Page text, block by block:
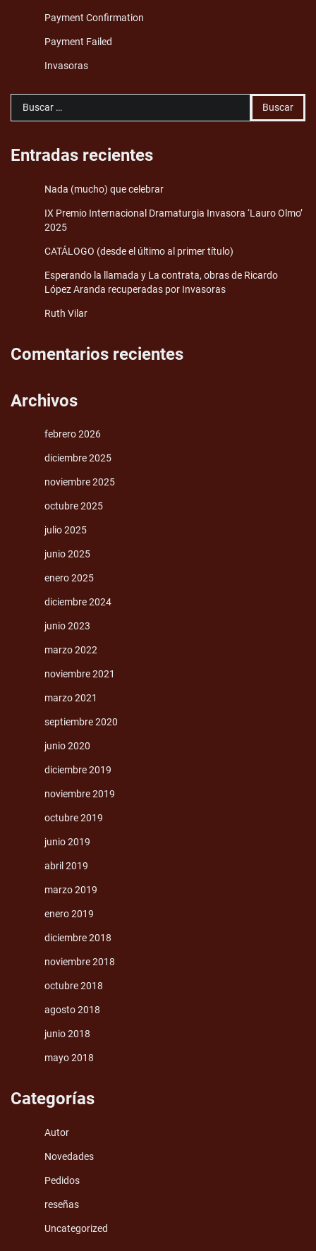
Payment Confirmation
Payment Failed
Invasoras
Buscar:
Entradas recientes
Nada (mucho) que celebrar
IX Premio Internacional Dramaturgia Invasora ‘Lauro Olmo’
2025
CATÁLOGO (desde el último al primer título)
Esperando la llamada y La contrata, obras de Ricardo
López Aranda recuperadas por Invasoras
Ruth Vilar
Comentarios recientes
Archivos
febrero 2026
diciembre 2025
noviembre 2025
octubre 2025
julio 2025
junio 2025
enero 2025
diciembre 2024
junio 2023
marzo 2022
noviembre 2021
marzo 2021
septiembre 2020
junio 2020
diciembre 2019
noviembre 2019
octubre 2019
junio 2019
abril 2019
marzo 2019
enero 2019
diciembre 2018
noviembre 2018
octubre 2018
agosto 2018
junio 2018
mayo 2018
Categorías
Autor
Novedades
Pedidos
reseñas
Uncategorized